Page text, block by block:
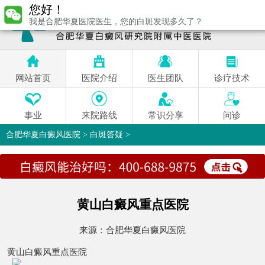
网站首页 医院介绍 医生团队 诊疗技术
事业 来院路线 常识分享 问诊
合肥华夏白癜风医院 > 白斑答疑 >
黄山白癜风重点医院
来源： 合肥华夏白癜风医院
黄山白癜风重点医院
您好！
我是合肥华夏医院医生，您的白斑发现多久了？